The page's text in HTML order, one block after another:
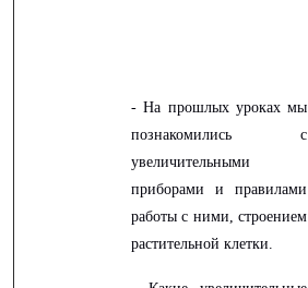
- На прошлых уроках мы
познакомились с
увеличительными
приборами и правилами
работы с ними, строением
растительной клетки.